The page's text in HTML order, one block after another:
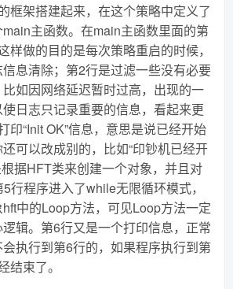
框架搭建起来，在这个策略中定义了
主函数。在main主函数里面的第
样做的目的是每次策略重启的时候，
息清除；第2行是过滤一些没有必要
如因网络延迟暂时过高，出现的一
日志只记录重要的信息，看起来更
印“Init OK”信息，意思是说已经开始
可以改成别的，比如“印钞机已经开
据HFT类来创建一个对象，并且对
行程序进入了while无限循环模式，
中的Loop方法，可见Loop方法一定
辑。第6行又是一个打印信息，正常
执行到第6行的，如果程序执行到第
结束了。